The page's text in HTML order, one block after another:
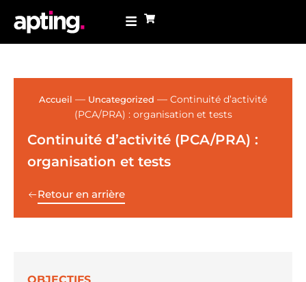
Accueil — Uncategorized — Continuité d’activité
(PCA/PRA) : organisation et tests
Continuité d’activité (PCA/PRA) :
organisation et tests
Retour en arrière